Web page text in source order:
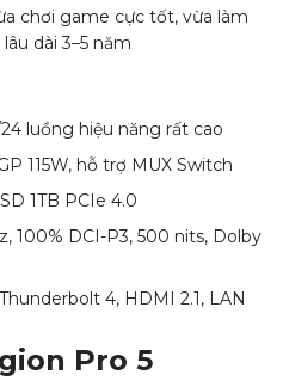
chơi game cực tốt, vừa làm
dài 3–5 năm
luồng hiệu năng rất cao
115W, hỗ trợ MUX Switch
1TB PCIe 4.0
100% DCI-P3, 500 nits, Dolby
4, HDMI 2.1, LAN
Pro 5